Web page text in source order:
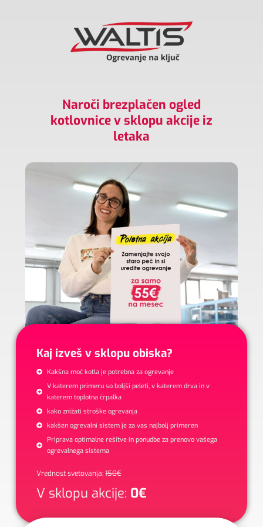
Naroči brezplačen ogled
kotlovnice v sklopu akcije iz
letaka
Kaj izveš v sklopu obiska?
Kakšna moč kotla je potrebna za ogrevanje
V katerem primeru so boljši peleti, v katerem drva in v
katerem toplotna črpalka
kako znižati stroške ogrevanja
kakšen ogrevalni sistem je za vas najbolj primeren
Priprava optimalne rešitve in ponudbe za prenovo vašega
ogrevalnega sistema
Vrednost svetovanja:150€
V sklopu akcije: 0€